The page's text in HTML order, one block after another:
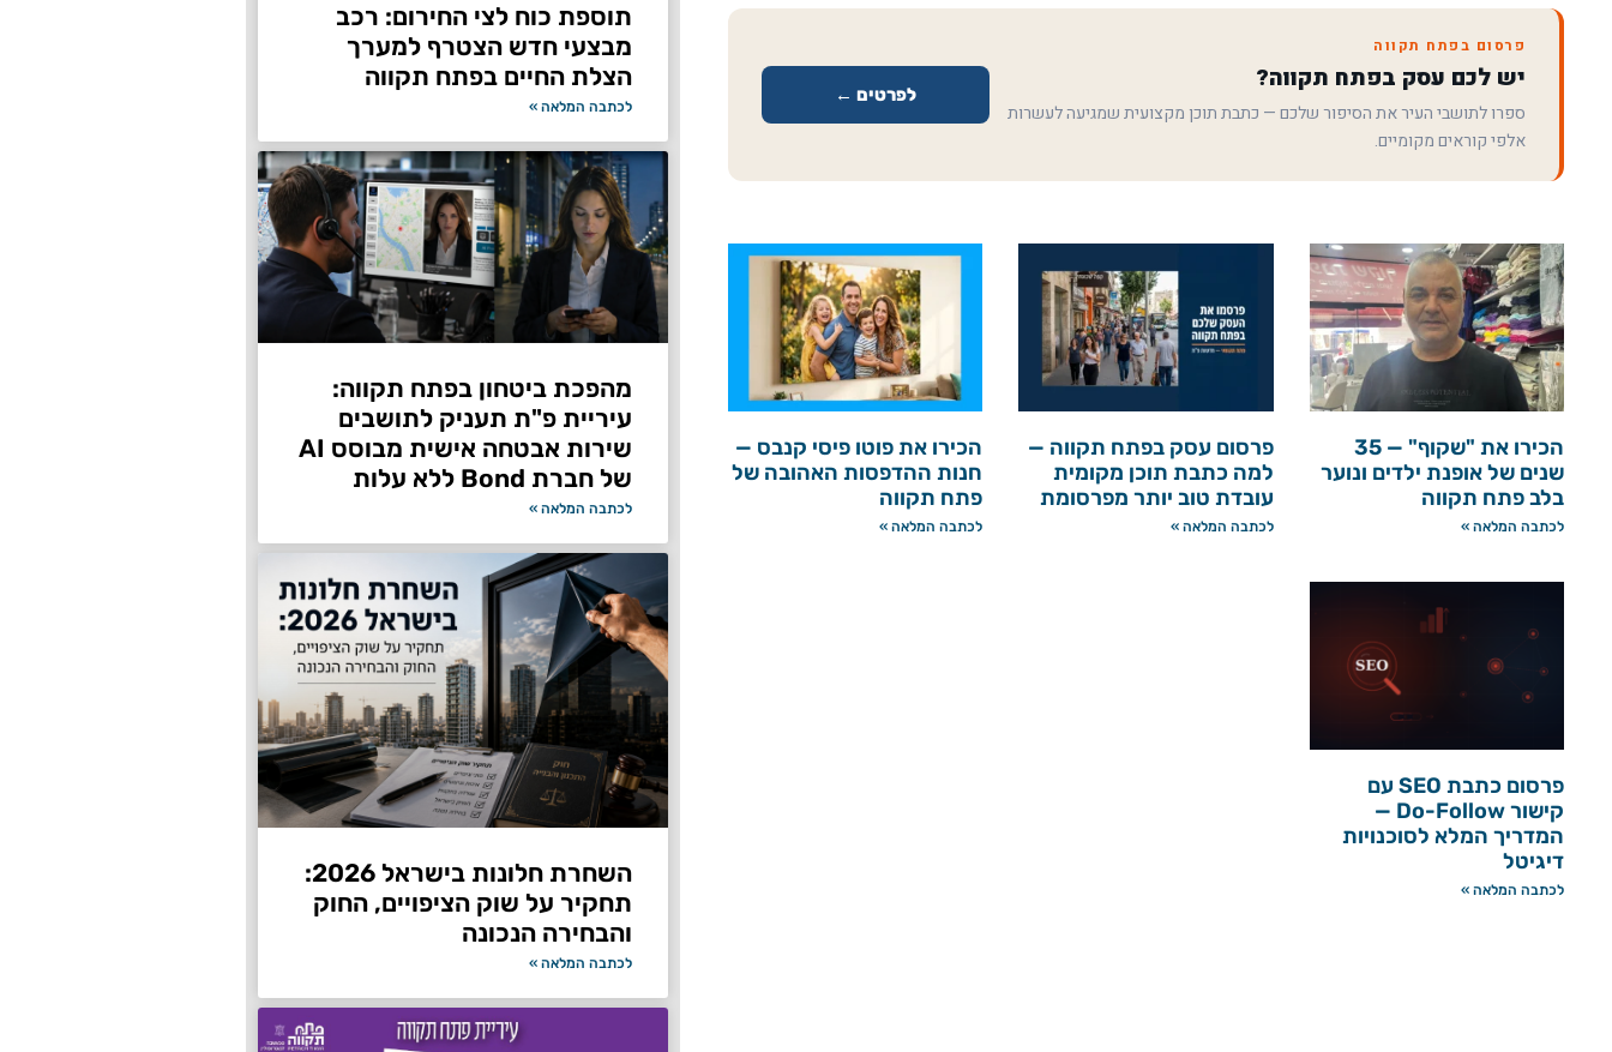
פרסום בפתח תקווה
יש לכם עסק בפתח תקווה?
ספרו לתושבי העיר את הסיפור שלכם — כתבת תוכן מקצועית שמגיעה לעשרות
אלפי קוראים מקומיים.
לפרטים ←
הכירו את "שקוף" — 35
שנים של אופנת ילדים ונוער
בלב פתח תקווה
לכתבה המלאה »
פרסום עסק בפתח תקווה —
למה כתבת תוכן מקומית
עובדת טוב יותר מפרסומת
לכתבה המלאה »
הכירו את פוטו פיסי קנבס —
חנות ההדפסות האהובה של
פתח תקווה
לכתבה המלאה »
פרסום כתבת SEO עם
קישור Do-Follow —
המדריך המלא לסוכנויות
דיגיטל
לכתבה המלאה »
תוספת כוח לצי החירום: רכב
מבצעי חדש הצטרף למערך
הצלת החיים בפתח תקווה
לכתבה המלאה »
מהפכת ביטחון בפתח תקווה:
עיריית פ"ת תעניק לתושבים
שירות אבטחה אישית מבוסס AI
של חברת Bond ללא עלות
לכתבה המלאה »
השחרת חלונות בישראל 2026:
תחקיר על שוק הציפויים, החוק
והבחירה הנכונה
לכתבה המלאה »